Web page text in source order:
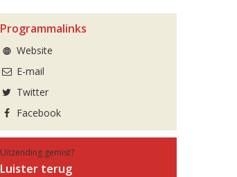
Programmalinks
Website
E-mail
Twitter
Facebook
Uitzending gemist?
Luister terug